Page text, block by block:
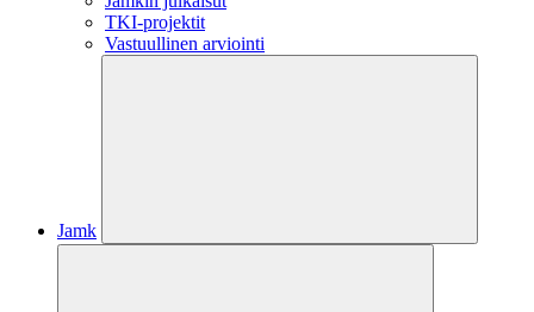
TKI-projektit
Vastuullinen arviointi
Jamk